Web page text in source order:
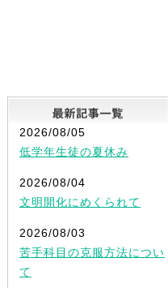
2026/08/05
低学年生徒の夏休み
2026/08/04
文明開化にめくられて
2026/08/03
苦手科目の克服方法につい
て